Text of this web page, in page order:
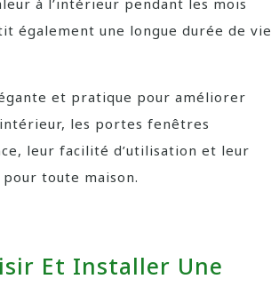
à l’intérieur pendant les mois
également une longue durée de vie
et pratique pour améliorer
les portes fenêtres
leur facilité d’utilisation et leur
toute maison.
Et Installer Une